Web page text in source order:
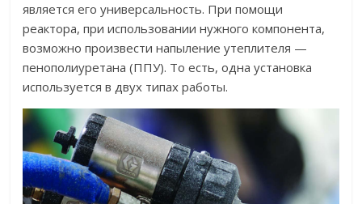
является его универсальность. При помощи
реактора, при использовании нужного компонента,
возможно произвести напыление утеплителя —
пенополиуретана (ППУ). То есть, одна установка
используется в двух типах работы.